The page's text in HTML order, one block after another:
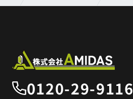
0120-29-9116